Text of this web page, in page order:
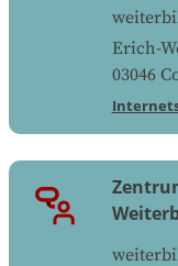
Erich-
03046